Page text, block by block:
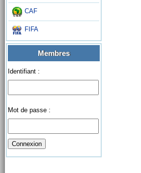
CAF
FIFA
Membres
Identifiant :
Mot de passe :